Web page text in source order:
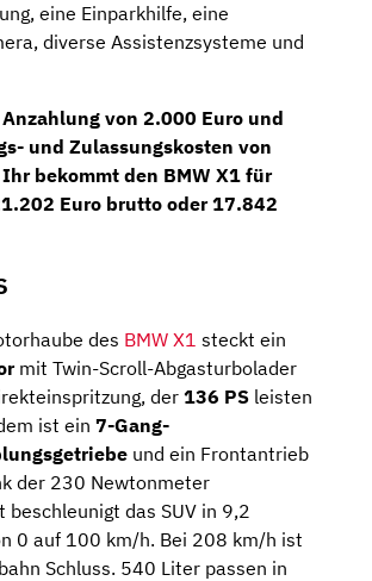
eine Einparkhilfe, eine
diverse Assistenzsysteme und
Anzahlung von 2.000 Euro und
und Zulassungskosten von
bekommt den BMW X1 für
Euro brutto oder17.842
des BMW X1 steckt ein
mit Twin-Scroll-Abgas­turbo­lader
der 136 PS leisten
ist ein 7-Gang-
und ein Frontantrieb
der 230 Newtonmeter
beschleunigt das SUV in 9,2
0 auf 100 km/h. Bei 208 km/h ist
Schluss. 540 Liter passen in